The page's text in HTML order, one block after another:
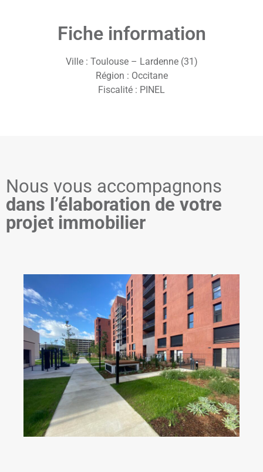
Fiche information
Ville : Toulouse – Lardenne (31)
Région : Occitane
Fiscalité : PINEL
Nous vous accompagnons
dans l’élaboration de votre
projet immobilier